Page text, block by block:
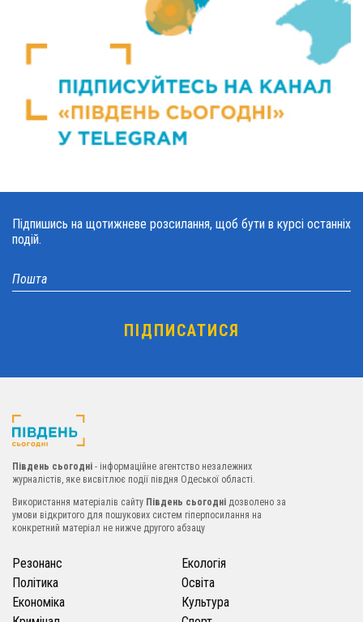
Підпишись на щотижневе розсилання, щоб бути в курсі останніх
подій.
Південь сьогодні - інформаційне агентство незалежних
журналістів, яке висвітлює події півдня Одеської області.
Використання матеріалів сайту Південь сьогодні дозволено за
умови відкритого для пошукових систем гіперпосилання на
конкретний матеріал не нижче другого абзацу
Резонанс
Політика
Економіка
Екологія
Освіта
Культура